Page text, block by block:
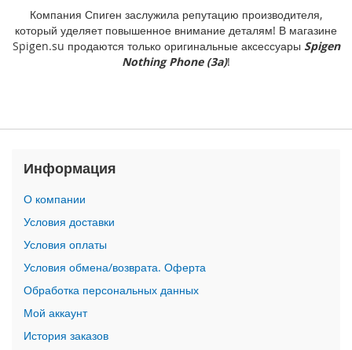
e
1
M
P
h
o
n
e
1
7
P
r
o
Компания Спиген заслужила репутацию производителя,
который уделяет повышенное внимание деталям! В магазине
Spigen.su продаются только оригинальные аксессуары Spigen
Nothing Phone (3a)!
Информация
О компании
Условия доставки
Условия оплаты
Условия обмена/возврата. Оферта
Обработка персональных данных
Мой аккаунт
История заказов